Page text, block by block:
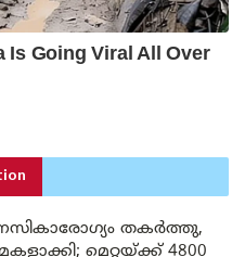
തകർത്തു,
മെറ്റയ്ക്ക് 4800